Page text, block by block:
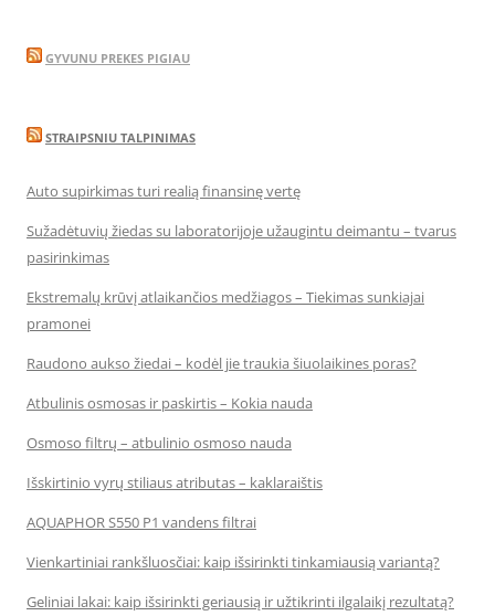
GYVUNU PREKES PIGIAU
STRAIPSNIU TALPINIMAS
Auto supirkimas turi realią finansinę vertę
Sužadėtuvių žiedas su laboratorijoje užaugintu deimantu – tvarus
pasirinkimas
Ekstremalų krūvį atlaikančios medžiagos – Tiekimas sunkiajai
pramonei
Raudono aukso žiedai – kodėl jie traukia šiuolaikines poras?
Atbulinis osmosas ir paskirtis – Kokia nauda
Osmoso filtrų – atbulinio osmoso nauda
Išskirtinio vyrų stiliaus atributas – kaklaraištis
AQUAPHOR S550 P1 vandens filtrai
Vienkartiniai rankšluosčiai: kaip išsirinkti tinkamiausią variantą?
Geliniai lakai: kaip išsirinkti geriausią ir užtikrinti ilgalaikį rezultatą?